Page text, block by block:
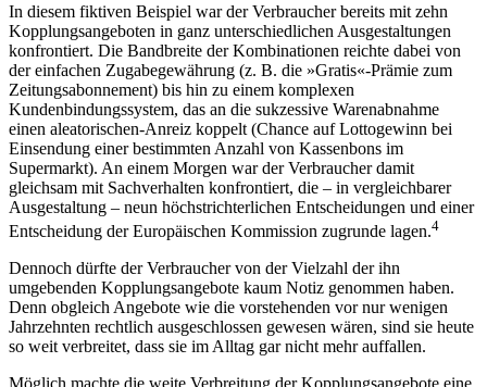
In diesem fiktiven Beispiel war der Verbraucher bereits mit zehn
Kopplungsangeboten in ganz unterschiedlichen Ausgestaltungen
konfrontiert. Die Bandbreite der Kombinationen reichte dabei von
der einfachen Zugabegewährung (z. B. die »Gratis«-Prämie zum
Zeitungsabonnement) bis hin zu einem komplexen
Kundenbindungssystem, das an die sukzessive Warenabnahme
einen aleatorischen-Anreiz koppelt (Chance auf Lottogewinn bei
Einsendung einer bestimmten Anzahl von Kassenbons im
Supermarkt). An einem Morgen war der Verbraucher damit
gleichsam mit Sachverhalten konfrontiert, die – in vergleichbarer
Ausgestaltung – neun höchstrichterlichen Entscheidungen und einer
Entscheidung der Europäischen Kommission zugrunde lagen.4
Dennoch dürfte der Verbraucher von der Vielzahl der ihn
umgebenden Kopplungsangebote kaum Notiz genommen haben.
Denn obgleich Angebote wie die vorstehenden vor nur wenigen
Jahrzehnten rechtlich ausgeschlossen gewesen wären, sind sie heute
so weit verbreitet, dass sie im Alltag gar nicht mehr auffallen.
Möglich machte die weite Verbreitung der Kopplungsangebote eine